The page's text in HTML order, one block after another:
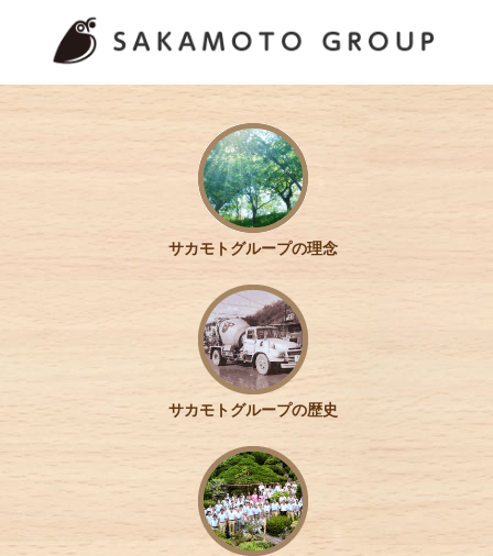
サカモトグループの理念
サカモトグループの歴史